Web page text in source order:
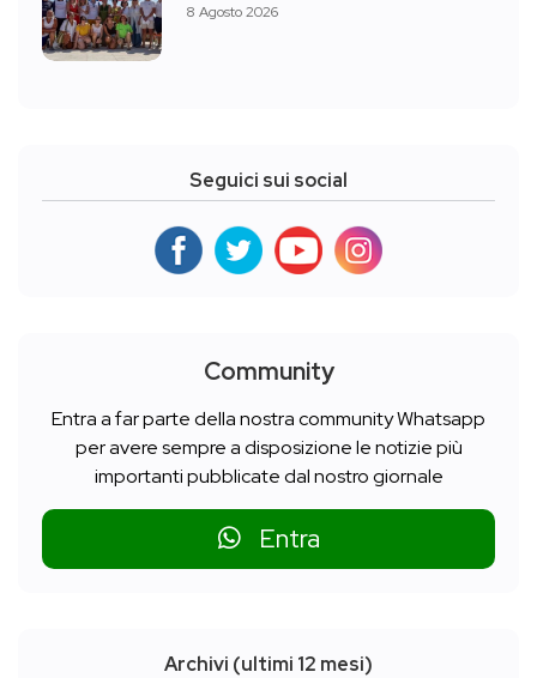
8 Agosto 2026
Seguici sui social
Community
Entra a far parte della nostra community Whatsapp
per avere sempre a disposizione le notizie più
importanti pubblicate dal nostro giornale
Entra
Archivi (ultimi 12 mesi)